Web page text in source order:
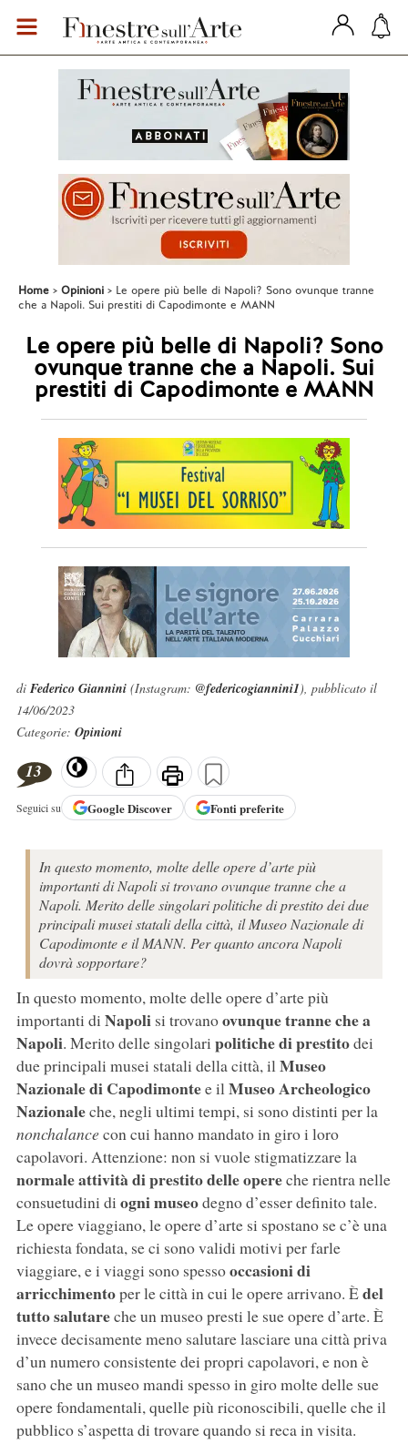
Home Opinioni
Le opere più belle di Napoli? Sono ovunque tranne
che a Napoli. Sui prestiti di Capodimonte e MANN
Le opere più belle di Napoli? Sono
ovunque tranne che a Napoli. Sui
prestiti di Capodimonte e MANN
di Federico Giannini(Instagram: @federicogiannini1), pubblicato il
14/06/2023
Categorie: Opinioni
13
Seguici su GoogleDiscover Fonti preferite
In questo momento, molte delle opere d’arte più
importanti di Napoli si trovano ovunque tranne che a
Napoli. Merito delle singolari politiche di prestito dei due
principali musei statali della città, il Museo Nazionale di
Capodimonte e il MANN. Per quanto ancora Napoli
dovrà sopportare?
In questo momento, molte delle opere d’arte più
importanti di Napoli si trovanoovunque tranne che a
Napoli. Merito delle singolari politiche di prestitodei
due principali musei statali della città, ilMuseo
Nazionale di Capodimontee ilMuseo Archeologico
Nazionaleche, negli ultimi tempi, si sono distinti per la
nonchalancecon cui hanno mandato in giro i loro
capolavori. Attenzione: non si vuole stigmatizzare la
normale attività di prestito delle opereche rientra nelle
consuetudini di ogni museodegno d’esser definito tale.
Le opere viaggiano, le opere d’arte si spostano se c’è una
richiesta fondata, se ci sono validi motivi per farle
viaggiare, e i viaggi sono spessooccasioni di
arricchimentoper le città in cui le opere arrivano. Èdel
tutto salutareche un museo presti le sue opere d’arte. È
invece decisamente meno salutare lasciare una città priva
d’un numero consistente dei propri capolavori, e non è
sano che un museo mandi spesso in giro molte delle sue
opere fondamentali, quelle più riconoscibili, quelle che il
pubblico s’aspetta di trovare quando si reca in visita.